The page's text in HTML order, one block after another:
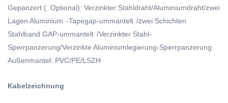
Gepanzert ( Optional): Verzinkter Stahldraht/Aluminiumdraht/zwei
Lagen Aluminium -Tapegap-ummantelt /zwei Schichten
Stahlband GAP-ummantelt /Verzinkter Stahl-
Sperrpanzerung/Verzinkte Aluminiumlegierung-Sperrpanzerung
Außenmantel: PVC/PE/LSZH
Kabelzeichnung